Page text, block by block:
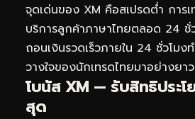
จุดเด่นของ XM คือสเปรดต่ำ การเ
บริการลูกค้าภาษาไทยตลอด 24 ชั่
ถอนเงินรวดเร็วภายใน 24 ชั่วโมง
วางใจของนักเทรดไทยมาอย่างยา
โบนัส XM — รับสิทธิประโ
สุด